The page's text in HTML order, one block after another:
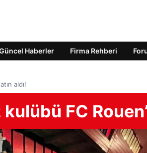
Haberler Firma Rehberi
aldı!
FC